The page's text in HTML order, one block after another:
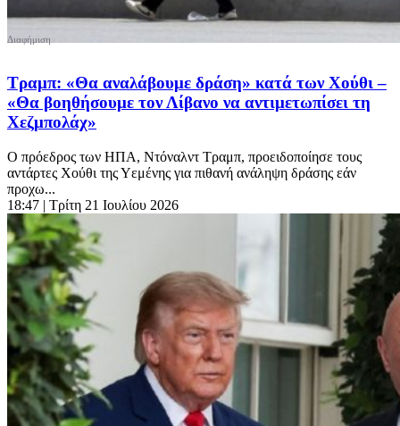
Τραμπ: «Θα αναλάβουμε δράση» κατά των Χούθι –
«Θα βοηθήσουμε τον Λίβανο να αντιμετωπίσει τη
Χεζμπολάχ»
Ο πρόεδρος των ΗΠΑ, Ντόναλντ Τραμπ, προειδοποίησε τους
αντάρτες Χούθι της Υεμένης για πιθανή ανάληψη δράσης εάν
προχω...
18:47 | Τρίτη 21 Ιουλίου 2026